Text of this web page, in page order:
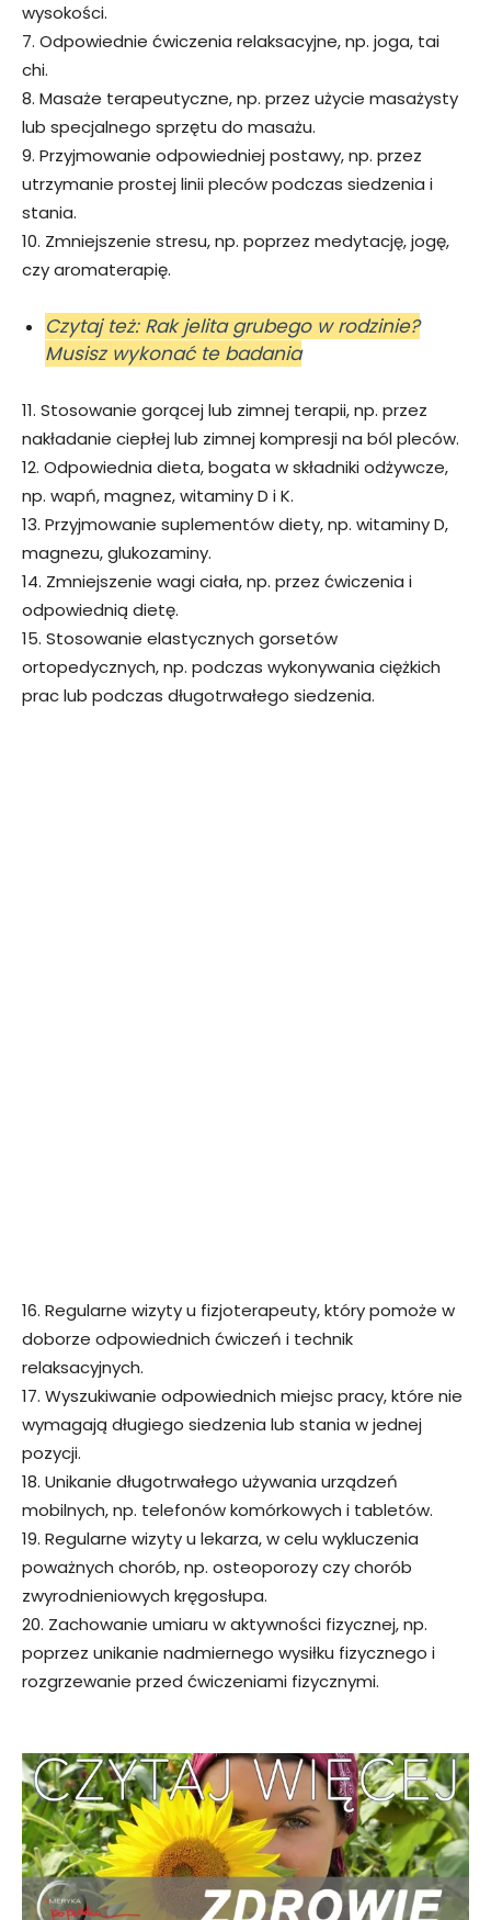
wysokości.
7. Odpowiednie ćwiczenia relaksacyjne, np. joga, tai
chi.
8. Masaże terapeutyczne, np. przez użycie masażysty
lub specjalnego sprzętu do masażu.
9. Przyjmowanie odpowiedniej postawy, np. przez
utrzymanie prostej linii pleców podczas siedzenia i
stania.
10. Zmniejszenie stresu, np. poprzez medytację, jogę,
czy aromaterapię.
Czytaj też: Rak jelita grubego w rodzinie?
Musisz wykonać te badania
11. Stosowanie gorącej lub zimnej terapii, np. przez
nakładanie ciepłej lub zimnej kompresji na ból pleców.
12. Odpowiednia dieta, bogata w składniki odżywcze,
np. wapń, magnez, witaminy D i K.
13. Przyjmowanie suplementów diety, np. witaminy D,
magnezu, glukozaminy.
14. Zmniejszenie wagi ciała, np. przez ćwiczenia i
odpowiednią dietę.
15. Stosowanie elastycznych gorsetów
ortopedycznych, np. podczas wykonywania ciężkich
prac lub podczas długotrwałego siedzenia.
16. Regularne wizyty u fizjoterapeuty, który pomoże w
doborze odpowiednich ćwiczeń i technik
relaksacyjnych.
17. Wyszukiwanie odpowiednich miejsc pracy, które nie
wymagają długiego siedzenia lub stania w jednej
pozycji.
18. Unikanie długotrwałego używania urządzeń
mobilnych, np. telefonów komórkowych i tabletów.
19. Regularne wizyty u lekarza, w celu wykluczenia
poważnych chorób, np. osteoporozy czy chorób
zwyrodnieniowych kręgosłupa.
20. Zachowanie umiaru w aktywności fizycznej, np.
poprzez unikanie nadmiernego wysiłku fizycznego i
rozgrzewanie przed ćwiczeniami fizycznymi.